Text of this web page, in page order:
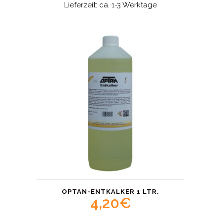
Lieferzeit: ca. 1-3 Werktage
OPTAN-ENTKALKER 1 LTR.
4,20€